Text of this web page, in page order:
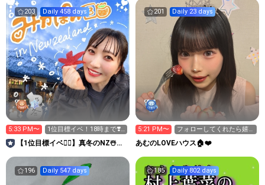
203 Daily 458 days
5:33 PM〜
1位目標イベ！18時まで❣️
新規様歓迎キラキラ願
【1位目標イベ❤️‍🔥】真冬のNZ☃️み
201 Daily 23 days
5:21 PM〜
フォローしてくれたら嬉
しいです💗
あむのLOVEハウス🏠❤️
196 Daily 547 days 185 Daily 802 days